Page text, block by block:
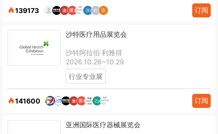
139173 订阅
沙特医疗用品展览会
沙特阿拉伯·利雅得
2026.10.26~10.29
行业专业展
141600 订阅
亚洲国际医疗器械展览会